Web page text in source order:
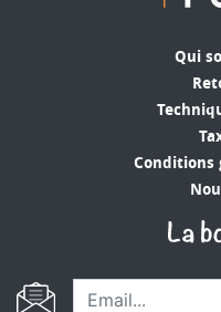
Qui
Conditions